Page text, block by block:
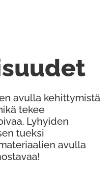
avulla kehittymistä
tekee
Lyhyiden
tueksi
avulla